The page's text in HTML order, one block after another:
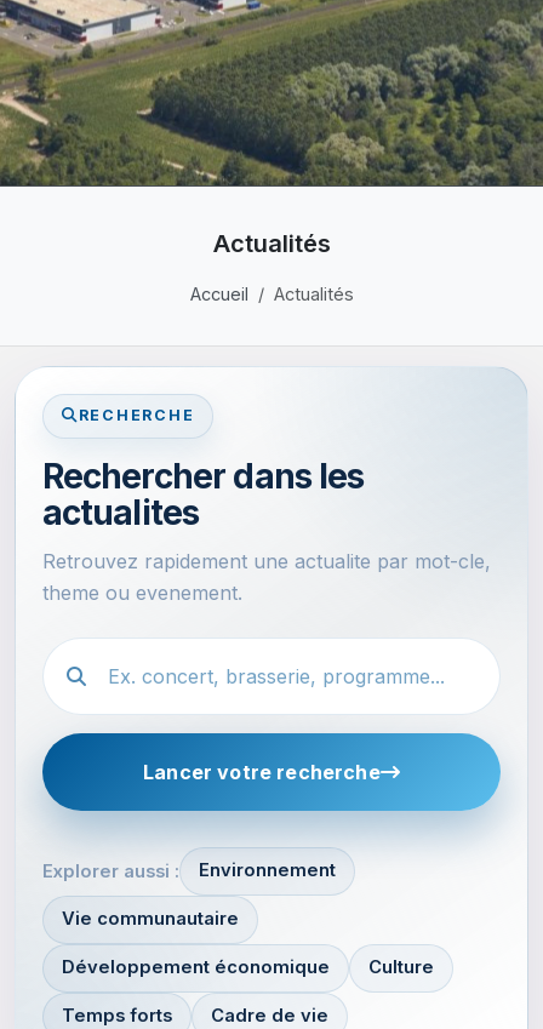
Actualités
Accueil Actualités
RECHERCHE
Rechercher dans les
actualites
Retrouvez rapidement une actualite par mot-cle,
theme ou evenement.
Festival.article.hiddenLabel
Lancer votre recherche
Explorer aussi : Environnement
Vie communautaire
Développement économique Culture
Temps forts Cadre de vie